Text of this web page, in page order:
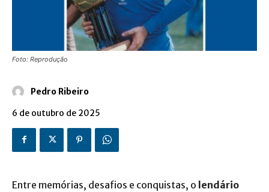
Foto: Reprodução
Pedro Ribeiro
6 de outubro de 2025
Entre memórias, desafios e conquistas, o lendário